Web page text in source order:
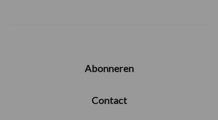
Abonneren
Contact